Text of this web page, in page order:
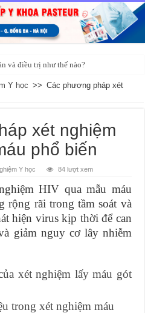
và điều trị như thế nào?
Y học >> Các phương pháp xét
xét nghiệm
phổ biến
Y học 84 lượt xem
HIV qua mẫu máu
rộng rãi trong tầm soát và
hiện virus kịp thời để can
giảm nguy cơ lây nhiễm
xét nghiệm lấy máu gót
trong xét nghiệm máu